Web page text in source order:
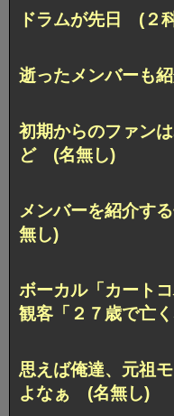
ドラムが先日 (２
逝ったメンバーも
初期からのファン
ど (名無し)
メンバーを紹介す
無し)
ボーカル「カート
観客「２７歳で亡
思えば俺達、元祖
よなぁ (名無し)